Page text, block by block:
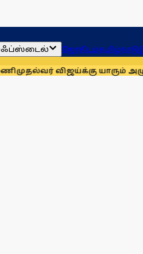
ஜோதிடம்தமிழ்நாடு
விஜய்க்கு யாரும் அழுத்தம்